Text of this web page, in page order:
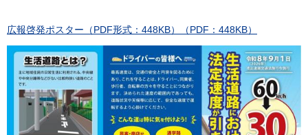
広報啓発ポスター（PDF形式：448KB）（PDF：448KB）